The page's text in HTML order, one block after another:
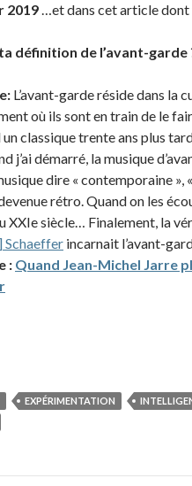
2019…et dans cet article
définition de l’avant-garde
L’avant-garde réside dans la
où ils sont en train de le
classique trente ans plus
j’ai démarré, la musique
dire « contemporaine »,
rétro. Quand on les
XXIe siècle… Finalement, la
Schaeffer incarnait l’avant-
: Quand Jean-Michel Jarre
EXPÉRIMENTATION